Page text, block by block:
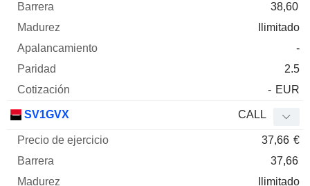
38,60
Ilimitado
-
2.5
- EUR
SV1GVX CALL
37,66 €
37,66
Ilimitado